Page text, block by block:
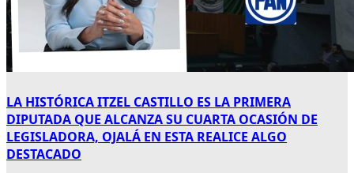
LA HISTÓRICA ITZEL CASTILLO ES LA PRIMERA
DIPUTADA QUE ALCANZA SU CUARTA OCASIÓN DE
LEGISLADORA, OJALÁ EN ESTA REALICE ALGO
DESTACADO